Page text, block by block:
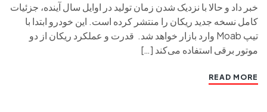
خبر داد و حالا با نزدیک شدن زمان تولید در اوایل سال آینده، جزئیات
کامل نسخه جدید ریکان را منتشر کرده است. این خودرو ابتدا با
تیپ Moab وارد بازار خواهد شد. قدرت و عملکرد ریکان از دو
موتور برقی استفاده می‌کند […]
READ MORE